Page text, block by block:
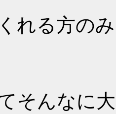
れる方の
そんなに